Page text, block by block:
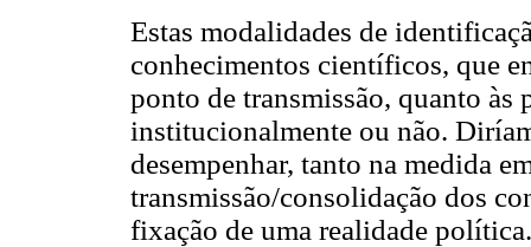
Estas modalidades de
conhecimentos científicos, que
ponto de transmissão, quanto às
institucionalmente ou não.
desempenhar, tanto na medida
transmissão/consolidação dos
fixação de uma realidade política.